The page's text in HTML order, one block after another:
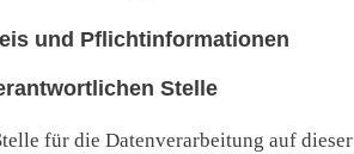
und Pflichtinformationen
Stelle
für die Datenverarbeitung auf dieser